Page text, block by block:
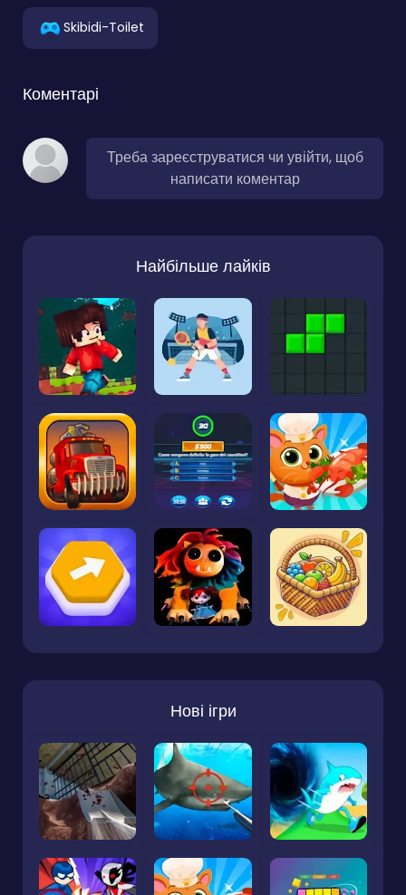
Skibidi-Toilet
Коментарі
Треба зареєструватися чи увійти, щоб
написати коментар
Найбільше лайків
Нові ігри